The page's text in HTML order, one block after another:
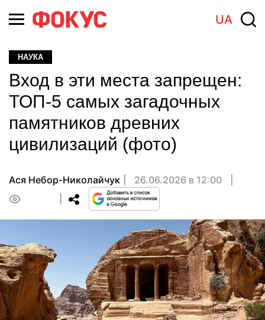
UA
НАУКА
Вход в эти места запрещен:
ТОП-5 самых загадочных
памятников древних
цивилизаций (фото)
Ася Небор-Николайчук
26.06.2026 в 12:00